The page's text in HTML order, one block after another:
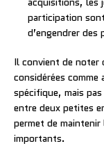
participation
d’engendrer
Il convient de noter
considérées
spécifique, mais
entre deux petites
permet de
importants.